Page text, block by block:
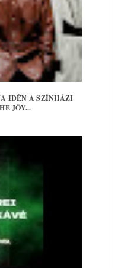
IDÉN A SZÍNHÁZI
JÖV...